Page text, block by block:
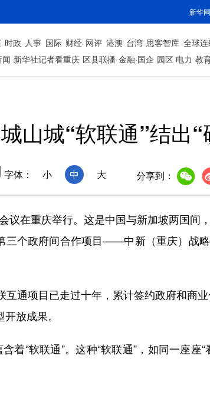
新华网
时政 人事 国际 财经 网评 港澳 台湾 思客智库 全球
新华社记者看重庆 区县联播 金融·国企 园区 电力 教
山城“软联通”结出“
字体： 小 中 大 分享到：
在重庆举行。这是中国与新加坡两国间，
三个政府间合作项目——中新（重庆）战
通项目已走过十年，累计签约政府和商
放成果。
“软联通”。这种“软联通”，如同一座座